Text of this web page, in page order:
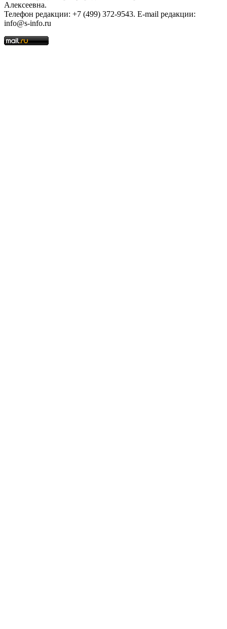
Алексеевна.
Телефон редакции: +7 (499) 372-9543. E-mail редакции:
info@s-info.ru